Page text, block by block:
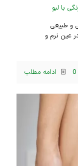
با لبو
و طبیعی
عین نرم و
0 ادامه مطلب